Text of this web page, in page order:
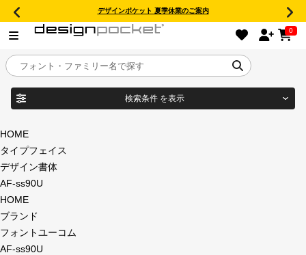
デザインポケット 夏季休業のご案内
0
目的別フォントガイド
特集
年間ライセンス商品
検索条件 を表示
商品名
HOME
タイプフェイス
デザイン書体
AF-ss90U
HOME
ブランド
フォントユーコム
AF-ss90U